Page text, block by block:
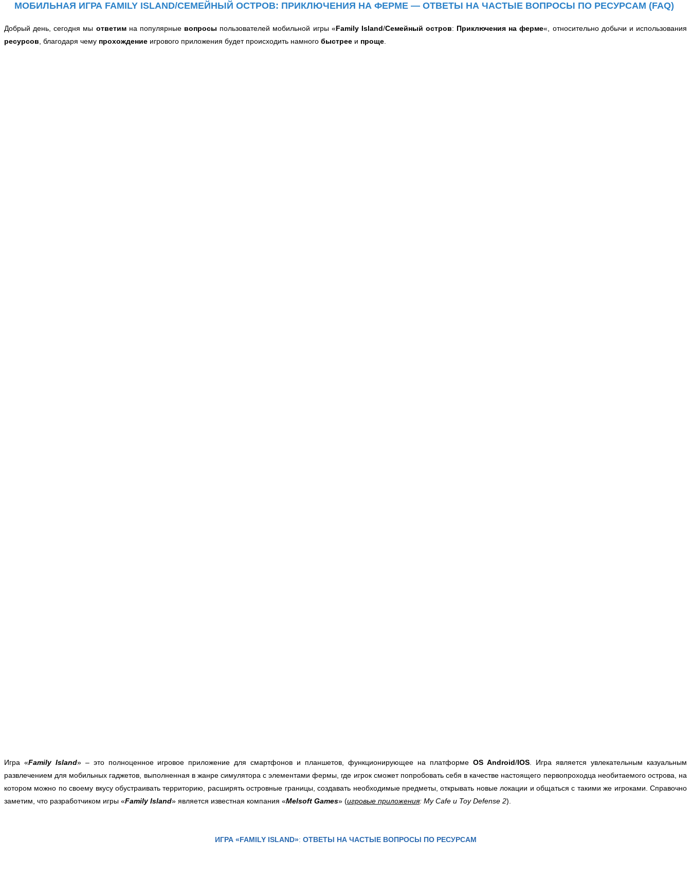
МОБИЛЬНАЯ ИГРА FAMILY ISLAND/СЕМЕЙНЫЙ ОСТРОВ: ПРИКЛЮЧЕНИЯ НА ФЕРМЕ — ОТВЕТЫ НА ЧАСТЫЕ ВОПРОСЫ ПО РЕСУРСАМ (FAQ)
Добрый день, сегодня мы ответим на популярные вопросы пользователей мобильной игры «Family Island/Семейный остров: Приключения на ферме«, относительно добычи и использования
ресурсов, благодаря чему прохождение игрового приложения будет происходить намного быстрее и проще.
Игра «Family Island» – это полноценное игровое приложение для смартфонов и планшетов, функционирующее на платформе OSAndroid/IOS. Игра является увлекательным казуальным
развлечением для мобильных гаджетов, выполненная в жанре симулятора с элементами фермы, где игрок сможет попробовать себя в качестве настоящего первопроходца необитаемого острова, на
котором можно по своему вкусу обустраивать территорию, расширять островные границы, создавать необходимые предметы, открывать новые локации и общаться с такими же игроками. Справочно
заметим, что разработчиком игры «Family Island» является известная компания «Melsoft Games» (игровые приложения: My Cafe и Toy Defense 2).
ИГРА «FAMILY ISLAND»: ОТВЕТЫ НА ЧАСТЫЕ ВОПРОСЫ ПО РЕСУРСАМ